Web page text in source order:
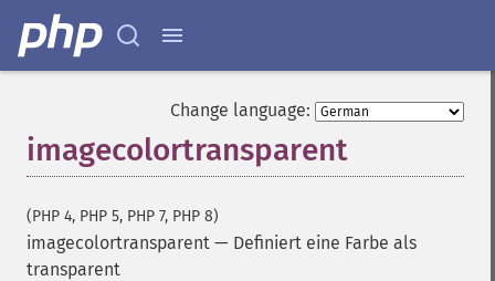
Change language:
imagecolortransparent
(PHP 4, PHP 5, PHP 7, PHP 8)
imagecolortransparent — Definiert eine Farbe als
transparent